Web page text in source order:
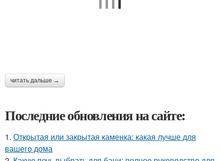
читать дальше →
Последние обновления на сайте:
1. Открытая или закрытая каменка: какая лучше для
вашего дома